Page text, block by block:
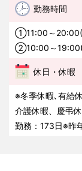
勤務時間
①11:00～
②10:00～
休日・休暇
※冬季休暇､有給
介護休暇、慶弔
勤務：173⽇※昨